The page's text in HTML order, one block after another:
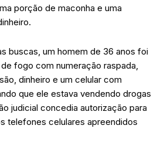
porção de maconha e uma
buscas, um homem de 36 anos foi
fogo com numeração raspada,
dinheiro e um celular com
que ele estava vendendo drogas
judicial concedia autorização para
telefones celulares apreendidos